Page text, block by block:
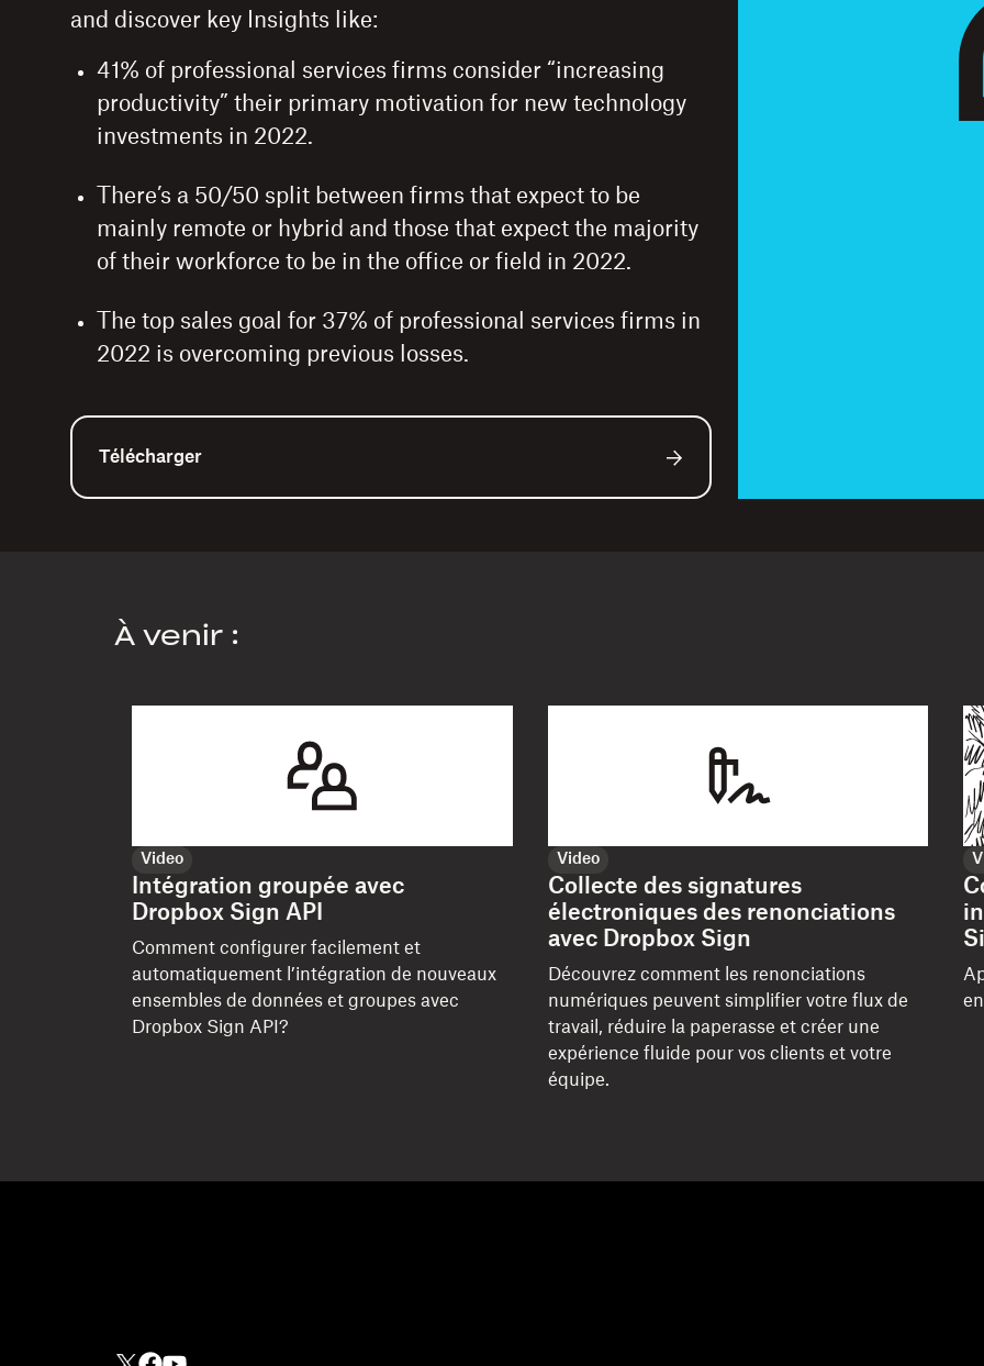
and discover key Insights like:
41% of professional services firms consider “increasing
productivity” their primary motivation for new technology
investments in 2022.
There’s a 50/50 split between firms that expect to be
mainly remote or hybrid and those that expect the majority
of their workforce to be in the office or field in 2022.
The top sales goal for 37% of professional services firms in
2022 is overcoming previous losses.
Télécharger
À venir :
Video
Intégration groupée avec
Dropbox Sign API
Comment configurer facilement et
automatiquement l’intégration de nouveaux
ensembles de données et groupes avec
Dropbox Sign API?
Video
Collecte des signatures
électroniques des renonciations
avec Dropbox Sign
Découvrez comment les renonciations
numériques peuvent simplifier votre flux de
travail, réduire la paperasse et créer une
expérience fluide pour vos clients et votre
équipe.